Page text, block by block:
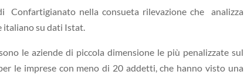
Confartigianato nella consueta rilevazione che analizza
italiano su dati Istat.
le aziende di piccola dimensione le più penalizzate sul
le imprese con meno di 20 addetti, che hanno visto una